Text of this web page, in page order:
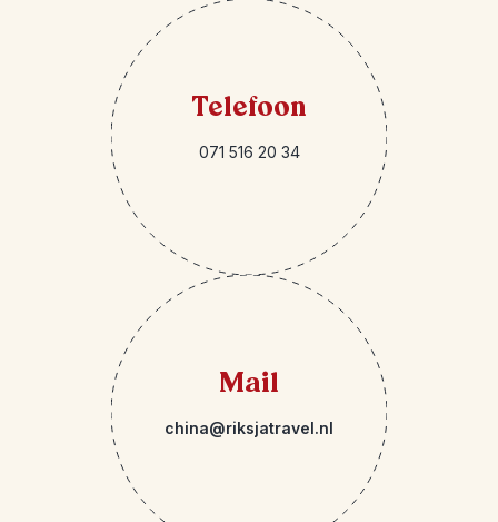
Telefoon
071 516 20 34
Mail
china@riksjatravel.nl